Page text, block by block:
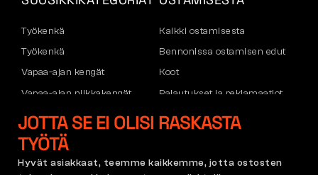
Työkenkä
Työkenkä
Vapaa-ajan kengät
Vapaa-ajan nilkkakengät
Housut
Hupparit
Kaikki ostamisesta
Bennonissa ostamisen edut
Koot
Palautukset ja reklamaatiot
Kuljetus ja maksu
JOTTA SE EI OLISI RASKASTA
TYÖTÄ
Hyvät asiakkaat, teemme kaikkemme, jotta ostosten